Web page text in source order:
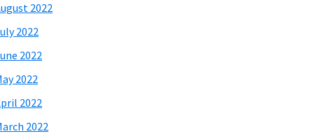
2022
2022
2022
2022
2022
2022